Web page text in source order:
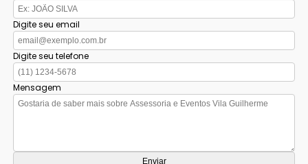
Digite seu email
Digite seu telefone
Mensagem